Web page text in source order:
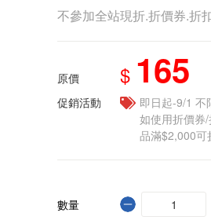
不參加全站現折.折價券.折
原價 $ 165
促銷活動
即日起-9/1 不
如使用折價券
品滿$2,000可
數量